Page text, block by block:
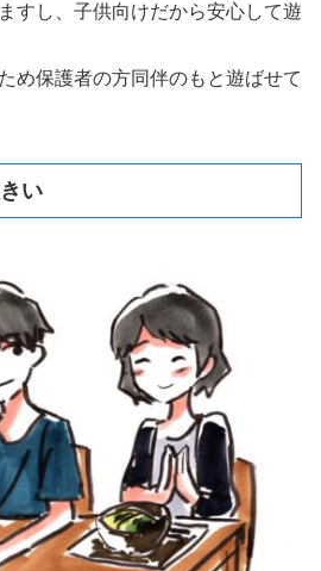
すし、子供向けだから安心して遊
め保護者の方同伴のもと遊ばせて
い